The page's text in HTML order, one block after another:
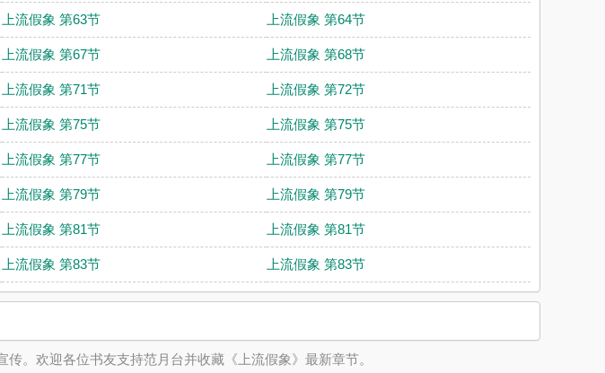
上流假象 第63节 上流假象 第64节
上流假象 第67节 上流假象 第68节
上流假象 第71节 上流假象 第72节
上流假象 第75节 上流假象 第75节
上流假象 第77节 上流假象 第77节
上流假象 第79节 上流假象 第79节
上流假象 第81节 上流假象 第81节
上流假象 第83节 上流假象 第83节
。欢迎各位书友支持范月台并收藏《上流假象》最新章节。